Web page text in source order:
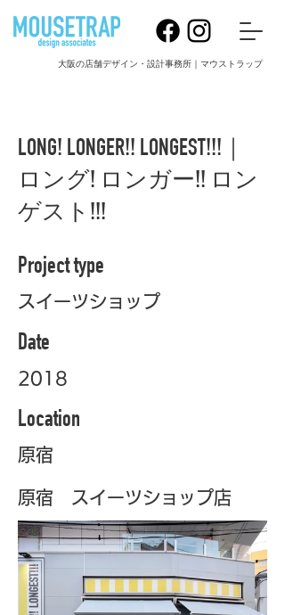
大阪の店舗デザイン・設計事務所｜マウストラップ
LONG! LONGER!! LONGEST!!!｜
ロング! ロンガー!! ロン
ゲスト!!!
Project type
スイーツショップ
Date
2018
Location
原宿
原宿 スイーツショップ店